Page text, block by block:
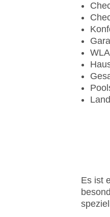
Es ist